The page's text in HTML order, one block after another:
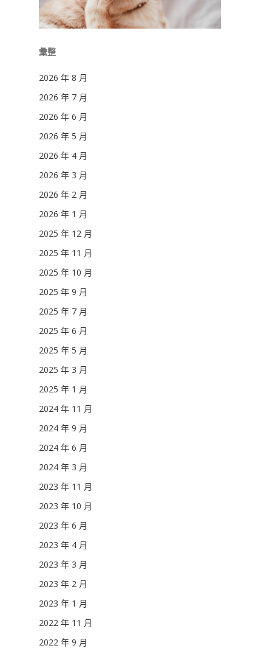
彙整
2026 年 8 月
2026 年 7 月
2026 年 6 月
2026 年 5 月
2026 年 4 月
2026 年 3 月
2026 年 2 月
2026 年 1 月
2025 年 12 月
2025 年 11 月
2025 年 10 月
2025 年 9 月
2025 年 7 月
2025 年 6 月
2025 年 5 月
2025 年 3 月
2025 年 1 月
2024 年 11 月
2024 年 9 月
2024 年 6 月
2024 年 3 月
2023 年 11 月
2023 年 10 月
2023 年 6 月
2023 年 4 月
2023 年 3 月
2023 年 2 月
2023 年 1 月
2022 年 11 月
2022 年 9 月